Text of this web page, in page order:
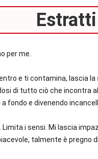
Estratti
per me.
e ti contamina, lascia la
di tutto ciò che incontra
fondo e divenendo
Limita i sensi. Mi lascia
talmente è pregno